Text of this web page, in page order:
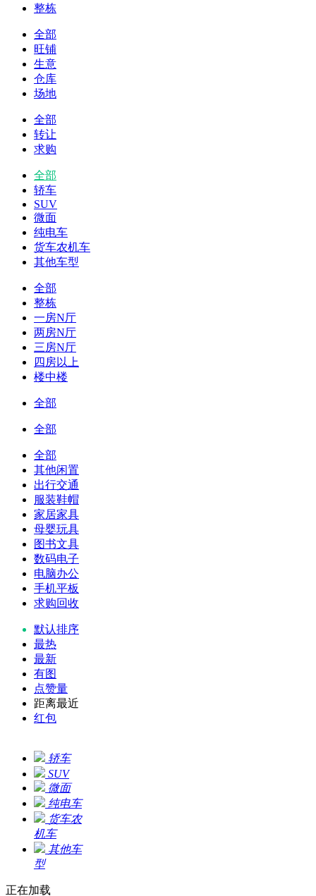
整栋
全部
旺铺
生意
仓库
场地
全部
转让
求购
全部
轿车
SUV
微面
纯电车
货车农机车
其他车型
全部
整栋
一房N厅
两房N厅
三房N厅
四房以上
楼中楼
全部
全部
全部
其他闲置
出行交通
服装鞋帽
家居家具
母婴玩具
图书文具
数码电子
电脑办公
手机平板
求购回收
默认排序
最热
最新
有图
点赞量
距离最近
红包
轿车
SUV
微面
纯电车
货车农
机车
其他车
型
正在加载